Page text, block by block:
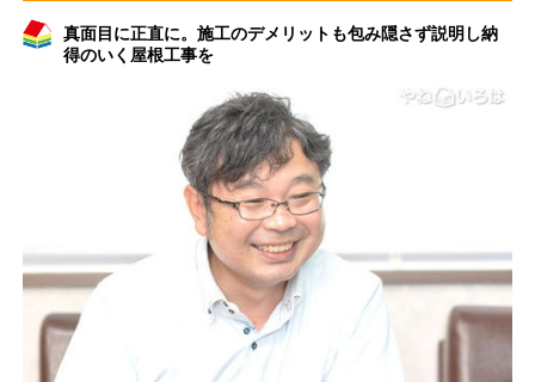
真面目に正直に。施工のデメリットも包み隠さず説明し納
得のいく屋根工事を